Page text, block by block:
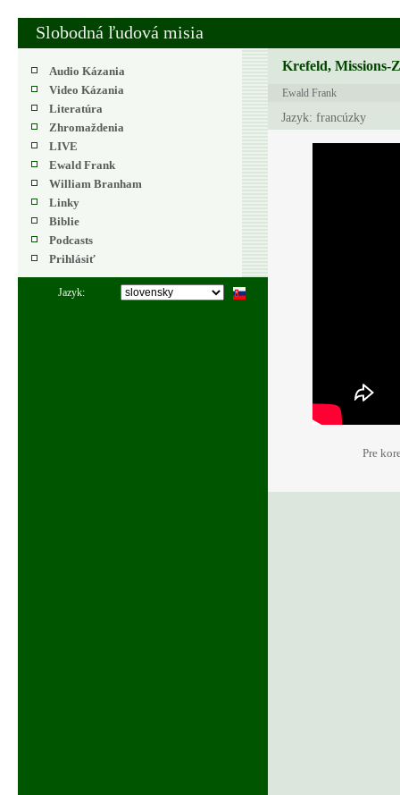
Slobodná ľudová misia
Audio Kázania
Video Kázania
Literatúra
Zhromaždenia
LIVE
Ewald Frank
William Branham
Linky
Biblie
Podcasts
Prihlásiť
Jazyk:
Krefeld, Missions-
Ewald Frank
Jazyk: francúzky
Pre